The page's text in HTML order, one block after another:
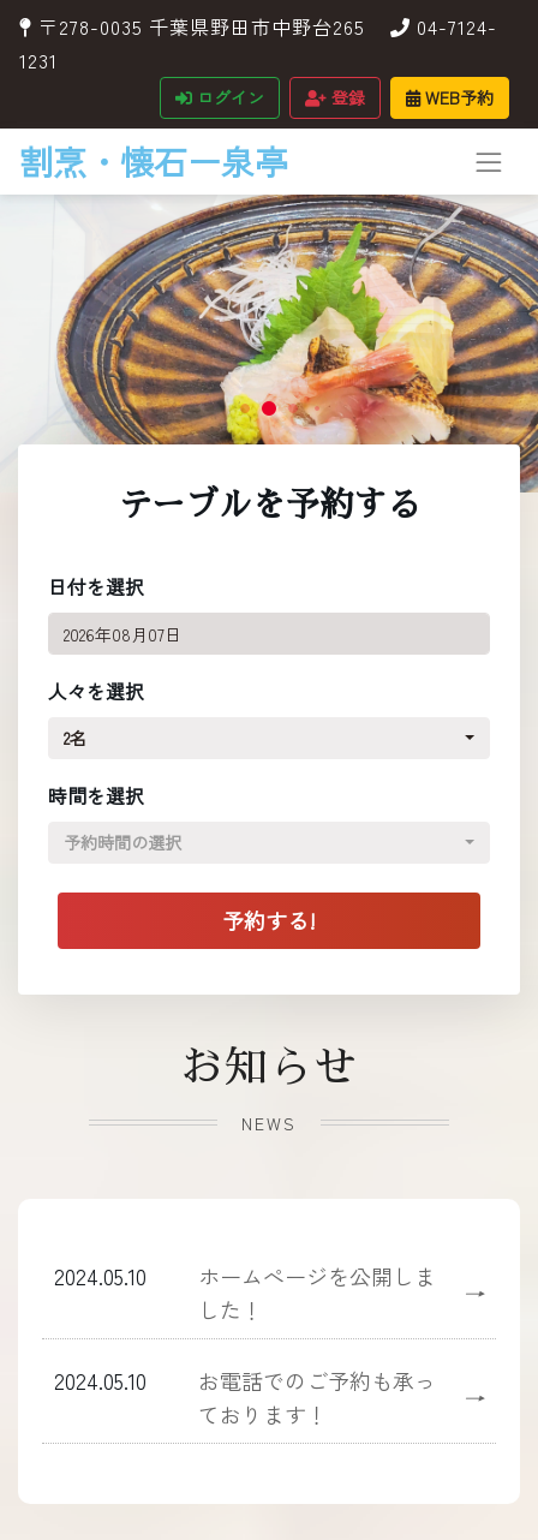
〒278-0035 千葉県野田市中野台265
04-7124-
1231
ログイン 登録 WEB予約
割烹・懐石ー泉亭
テーブルを予約する
日付を選択
人々を選択
2名
時間を選択
予約時間の選択
お知らせ
NEWS
2024.05.10
ホームぺージを公開しま
した！
→
2024.05.10
お電話でのご予約も承っ
ております！
→